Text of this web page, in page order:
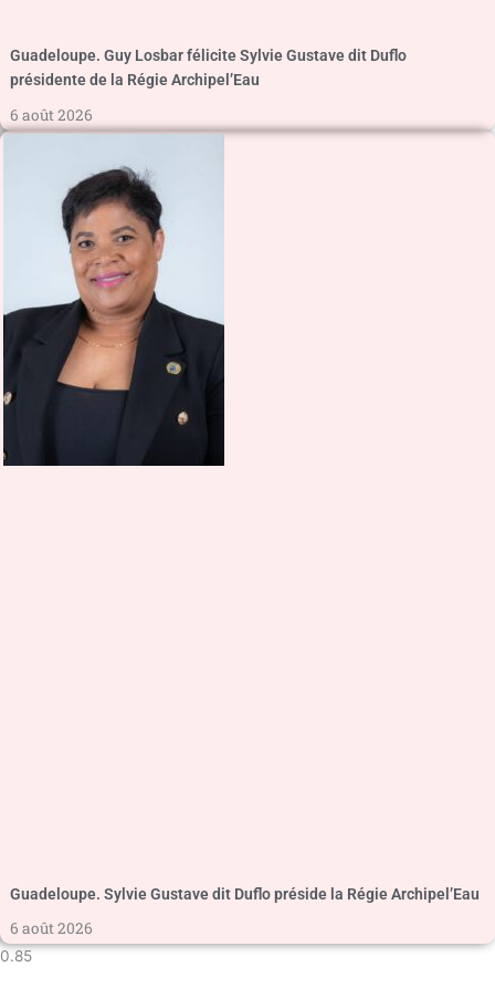
Guadeloupe. Guy Losbar félicite Sylvie Gustave dit Duflo
présidente de la Régie Archipel’Eau
6 août 2026
Guadeloupe. Sylvie Gustave dit Duflo préside la Régie Archipel’Eau
6 août 2026